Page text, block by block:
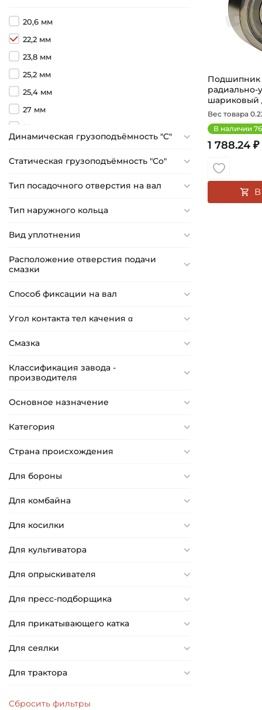
20,6 мм
22,2 мм
23,8 мм
25,2 мм
25,4 мм
27 мм
30 мм
33 мм
39 мм
40 мм
54 мм
Динамическая грузоподъёмность "C"
Статическая грузоподъёмность "Сo"
Тип посадочного отверстия на вал
Тип наружного кольца
Вид уплотнения
Расположение отверстия подачи
смазки
Способ фиксации на вал
Угол контакта тел качения α
Смазка
Классификация завода -
производителя
Основное назначение
Категория
Страна происхождения
Для бороны
Для комбайна
Для косилки
Для культиватора
Для опрыскивателя
Для пресс-подборщика
Для прикатывающего катка
Для сеялки
Для трактора
Подшипник
радиально-
шариковый
ва...
Вес товара
В наличии 76
1 788.24 ₽